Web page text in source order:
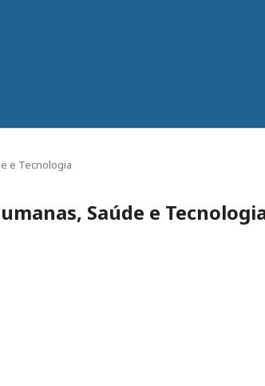
e Tecnologia
Saúde e